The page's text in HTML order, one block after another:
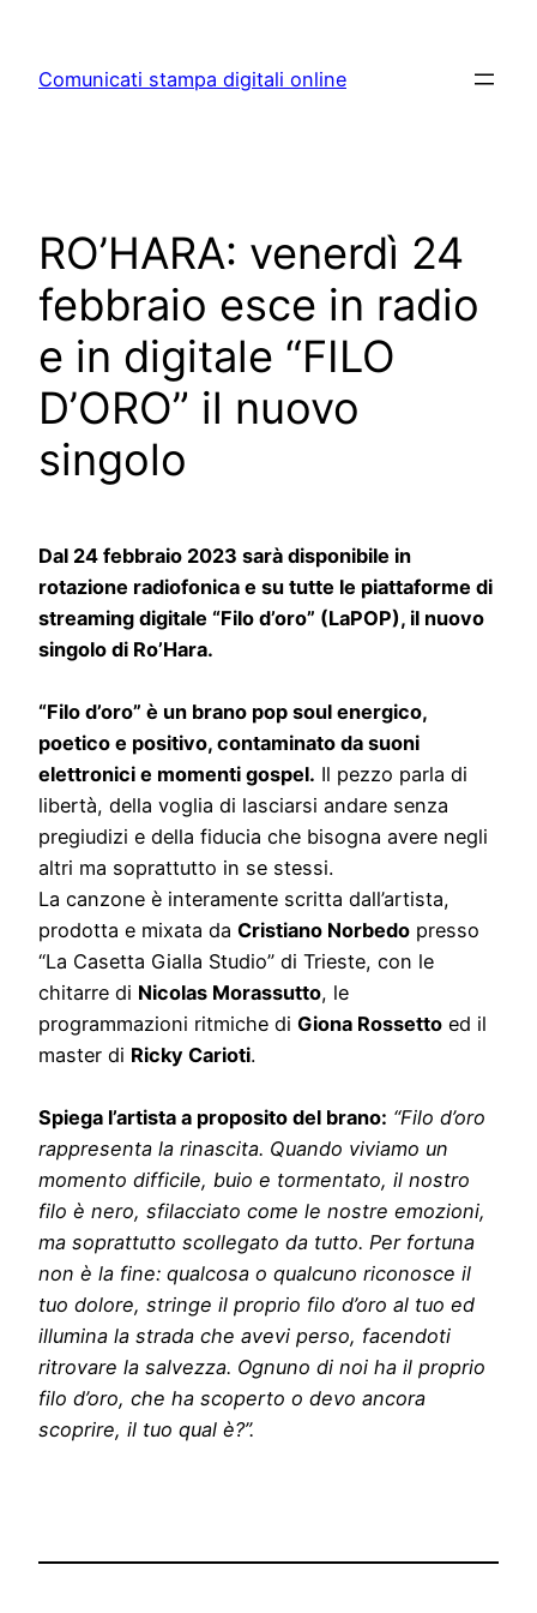
content
Comunicati stampa digitali online
RO’HARA: venerdì 24
febbraio esce in radio
e in digitale “FILO
D’ORO” il nuovo
singolo
Dal 24 febbraio 2023 sarà disponibile in
rotazione radiofonica e su tutte le piattaforme di
streaming digitale “Filo d’oro” (LaPOP), il nuovo
singolo di Ro’Hara.
“Filo d’oro” è un brano pop soul energico,
poetico e positivo, contaminato da suoni
elettronici e momenti gospel. Il pezzo parla di
libertà, della voglia di lasciarsi andare senza
pregiudizi e della fiducia che bisogna avere negli
altri ma soprattutto in se stessi.
La canzone è interamente scritta dall’artista,
prodotta e mixata da Cristiano Norbedo presso
“La Casetta Gialla Studio” di Trieste, con le
chitarre di Nicolas Morassutto, le
programmazioni ritmiche di Giona Rossetto ed il
master di Ricky Carioti.
Spiega l’artista a proposito del brano: “Filo d’oro
rappresenta la rinascita. Quando viviamo un
momento difficile, buio e tormentato, il nostro
filo è nero, sfilacciato come le nostre emozioni,
ma soprattutto scollegato da tutto. Per fortuna
non è la fine: qualcosa o qualcuno riconosce il
tuo dolore, stringe il proprio filo d’oro al tuo ed
illumina la strada che avevi perso, facendoti
ritrovare la salvezza. Ognuno di noi ha il proprio
filo d’oro, che ha scoperto o devo ancora
scoprire, il tuo qual è?”.